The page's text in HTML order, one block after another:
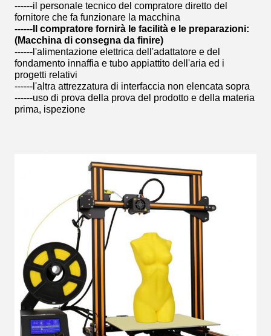
------il personale tecnico del compratore diretto del
fornitore che fa funzionare la macchina
------Il compratore fornirà le facilità e le preparazioni:
(Macchina di consegna da finire)
------l'alimentazione elettrica dell'adattatore e del
fondamento innaffia e tubo appiattito dell'aria ed i
progetti relativi
------l'altra attrezzatura di interfaccia non elencata sopra
------uso di prova della prova del prodotto e della materia
prima, ispezione